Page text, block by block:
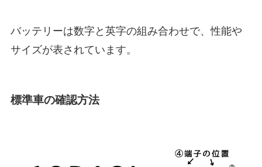
バッテリーは数字と英字の組み合わせで、性能や
サイズが表されています。
標準車の確認方法